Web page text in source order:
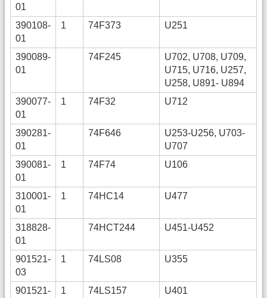
01
390108-
01
1 74F373 U251
390089-
01
74F245
U702, U708, U709,
U715, U716, U257,
U258, U891- U894
390077-
01
1 74F32 U712
390281-
01
74F646
U253-U256, U703-
U707
390081-
01
1 74F74 U106
310001-
01
1 74HC14 U477
318828-
01
74HCT244 U451-U452
901521-
03
1 74LS08 U355
901521-
1 74LS157 U401